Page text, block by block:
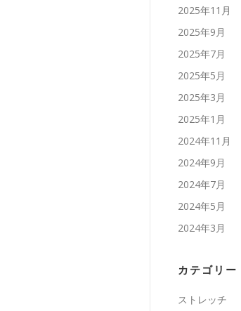
2025年11月
2025年9月
2025年7月
2025年5月
2025年3月
2025年1月
2024年11月
2024年9月
2024年7月
2024年5月
2024年3月
カテゴリー
ストレッチ